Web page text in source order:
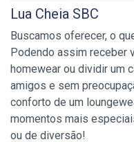
Lua Cheia SBC
Buscamos oferecer, o
Podendo assim receber
homewear ou dividir um
amigos e sem
conforto de um
momentos mais
ou de diversão!